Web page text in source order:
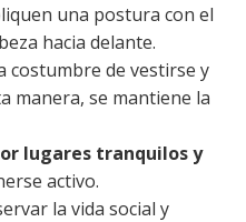
una postura con el
hacia delante.
costumbre de vestirse y
manera, se mantiene la
lugares tranquilos y
activo.
la vida social y